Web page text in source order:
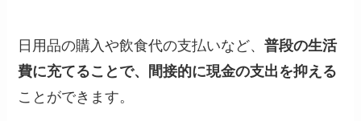
日用品の購入や飲食代の支払いなど、普段の生活
費に充てることで、間接的に現金の支出を抑える
ことができます。